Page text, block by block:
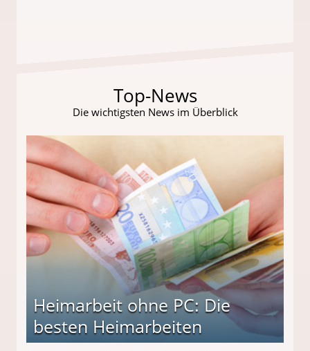
Top-News
Die wichtigsten News im Überblick
Heimarbeit ohne PC: Die
besten Heimarbeiten